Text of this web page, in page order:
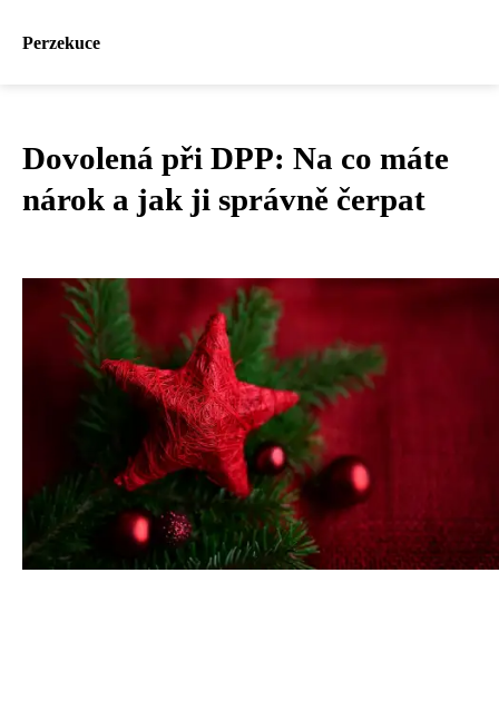
Perzekuce
Dovolená při DPP: Na co máte
nárok a jak ji správně čerpat